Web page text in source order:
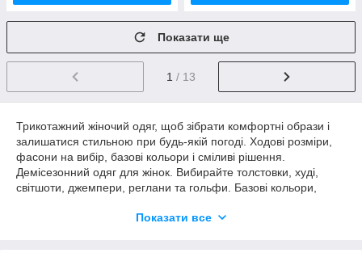
Показати ще
1 / 13
Трикотажний жіночий одяг, щоб зібрати комфортні образи і
залишатися стильною при будь-якій погоді. Ходові розміри,
фасони на вибір, базові кольори і сміливі рішення.
Демісезонний одяг для жінок. Вибирайте толстовки, худі,
світшоти, джемпери, реглани та гольфи. Базові кольори,
Однотонні худі і принтовані світшоти. Двоколірні реглани і
Показати все